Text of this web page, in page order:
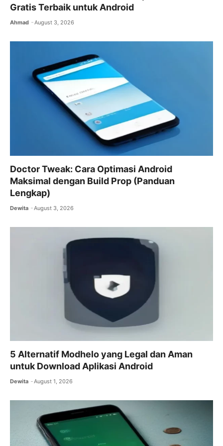
Gratis Terbaik untuk Android
Ahmad August 3, 2026
Doctor Tweak: Cara Optimasi Android
Maksimal dengan Build Prop (Panduan
Lengkap)
Dewita August 3, 2026
5 Alternatif Modhelo yang Legal dan Aman
untuk Download Aplikasi Android
Dewita August 1, 2026